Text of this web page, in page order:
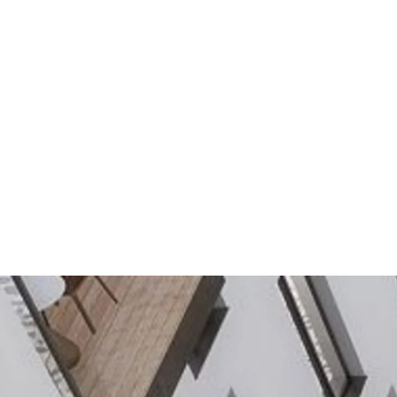
Der Bau eines einzigartigen
einem sicheren
Wenn Sie die Uferpromenade von Holešovice,
unserer Marke JORDAHL verankern diese exklusive
Die drei Wohnungskategorien - von den
von bis zu 5,5 Metern mit einem Swimmingpool auf